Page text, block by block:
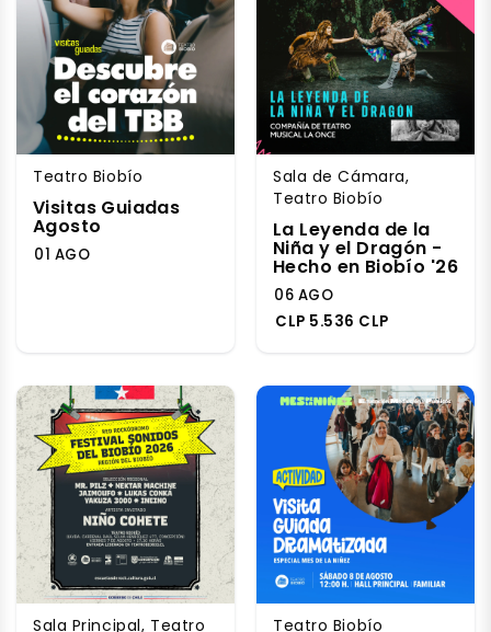
Teatro Biobío
Visitas Guiadas
Agosto
01 AGO
Sala de Cámara,
Teatro Biobío
La Leyenda de la
Niña y el Dragón -
Hecho en Biobío '26
06 AGO
CLP 5.536 CLP
Sala Principal, Teatro
Teatro Biobío